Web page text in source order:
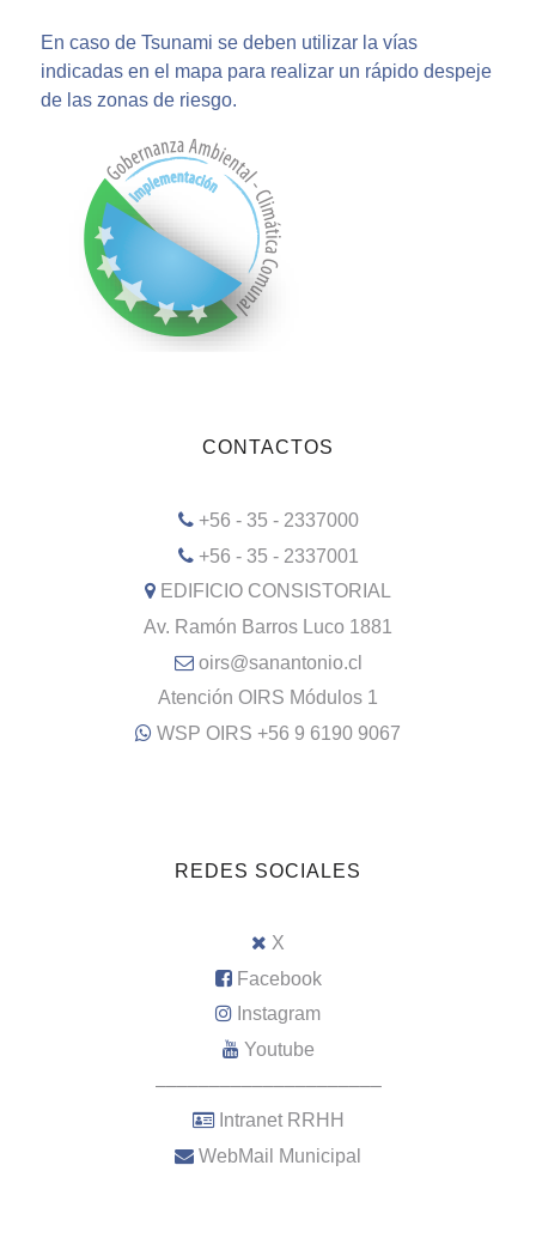
En caso de Tsunami se deben utilizar la vías
indicadas en el mapa para realizar un rápido despeje
de las zonas de riesgo.
CONTACTOS
+56 - 35 - 2337000
+56 - 35 - 2337001
EDIFICIO CONSISTORIAL
Av. Ramón Barros Luco 1881
oirs@sanantonio.cl
Atención OIRS Módulos 1
WSP OIRS +56 9 6190 9067
REDES SOCIALES
X
Facebook
Instagram
Youtube
–––––––––––––––––––––
Intranet RRHH
WebMail Municipal